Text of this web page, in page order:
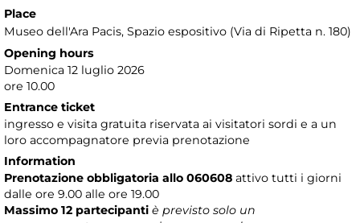
Place
Museo dell'Ara Pacis, Spazio espositivo (Via di Ripetta n. 180)
Opening hours
Domenica 12 luglio 2026
ore 10.00
Entrance ticket
ingresso e visita gratuita riservata ai visitatori sordi e a un
loro accompagnatore previa prenotazione
Information
Prenotazione obbligatoria allo 060608 attivo tutti i giorni
dalle ore 9.00 alle ore 19.00
Massimo 12 partecipanti è previsto solo un